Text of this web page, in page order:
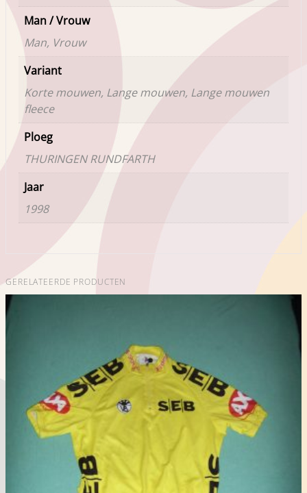
Man / Vrouw
Man, Vrouw
Variant
Korte mouwen, Lange mouwen, Lange mouwen
fleece
Ploeg
THURINGEN RUNDFARTH
Jaar
1998
GERELATEERDE PRODUCTEN